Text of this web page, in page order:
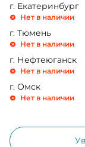
г. Екатеринбург
Нет в наличии
г. Тюмень
Нет в наличии
г. Нефтеюганск
Нет в наличии
г. Омск
Нет в наличии